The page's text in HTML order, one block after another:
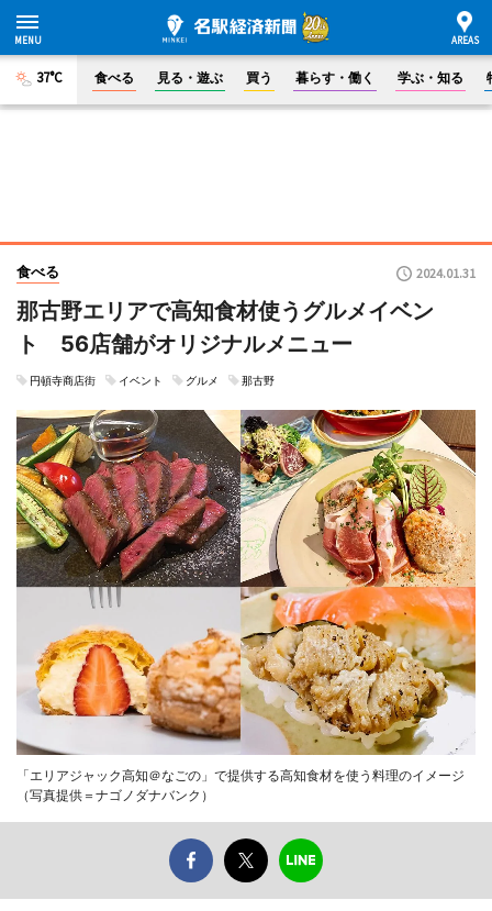
37°C 食べる 見る・遊ぶ 買う 暮らす・働く 学ぶ・知る
食べる 2024.01.31
那古野エリアで高知食材使うグルメイベン
ト 56店舗がオリジナルメニュー
円頓寺商店街 イベント グルメ 那古野
「エリアジャック高知＠なごの」で提供する高知食材を使う料理のイメージ
（写真提供＝ナゴノダナバンク）